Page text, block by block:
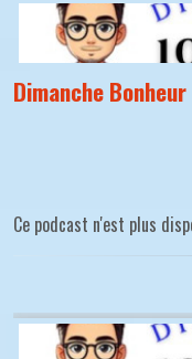
Dimanche
Ce podcast n'est plus